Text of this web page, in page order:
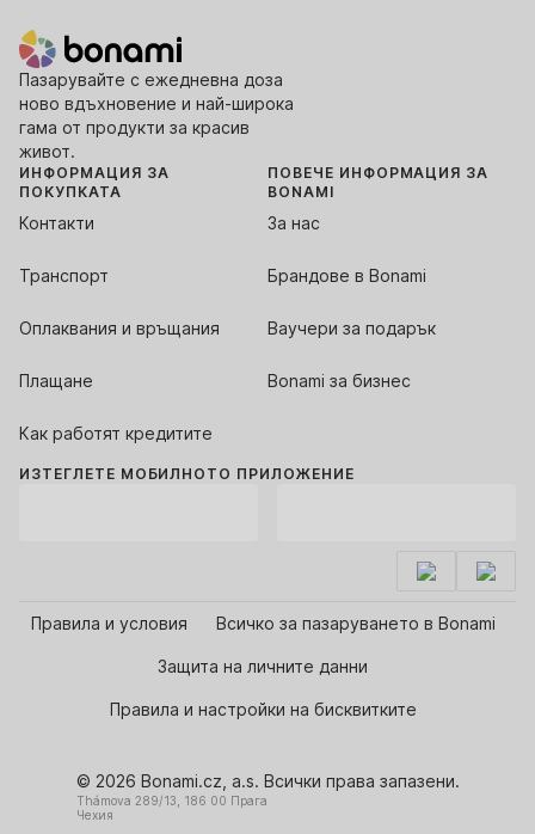
Пазарувайте с ежедневна доза
ново вдъхновение и най-широка
гама от продукти за красив
живот.
ИНФОРМАЦИЯ ЗА
ПОКУПКАТА
Контакти
Транспорт
Оплаквания и връщания
Плащане
Как работят кредитите
ПОВЕЧЕ ИНФОРМАЦИЯ ЗА
BONAMI
За нас
Брандове в Bonami
Ваучери за подарък
Bonami за бизнес
ИЗТЕГЛЕТЕ МОБИЛНОТО ПРИЛОЖЕНИЕ
Правила и условия Всичко за пазаруването в Bonami
Защита на личните данни
Правила и настройки на бисквитките
© 2026 Bonami.cz, a.s. Всички права запазени.
Thámova 289/13, 186 00 Прага
Чехия